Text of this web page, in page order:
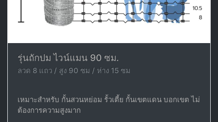
รุ่นถักปม ไวน์แมน 90 ซม.
ลวด 8 แถว / สูง 90 ซม / ห่าง 15 ซม
เหมาะสำหรับ กั้นสวนหย่อม รั้วเตี้ย กั้นเขตแดน บอกเขต ไม่
ต้องการความสูงมาก